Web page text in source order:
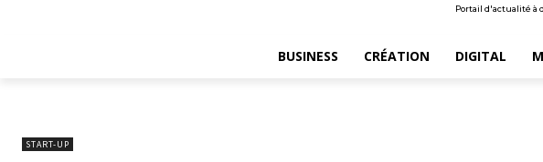
Portail d'actualité
BUSINESS CRÉATION DIGITAL
START-UP